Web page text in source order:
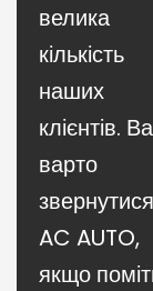
велика
кількість
наших
клієнтів.
варто
AC AUTO,
якщо